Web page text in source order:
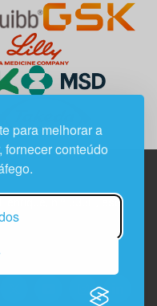
para melhorar a
conteúdo
n.º 333H, esc.